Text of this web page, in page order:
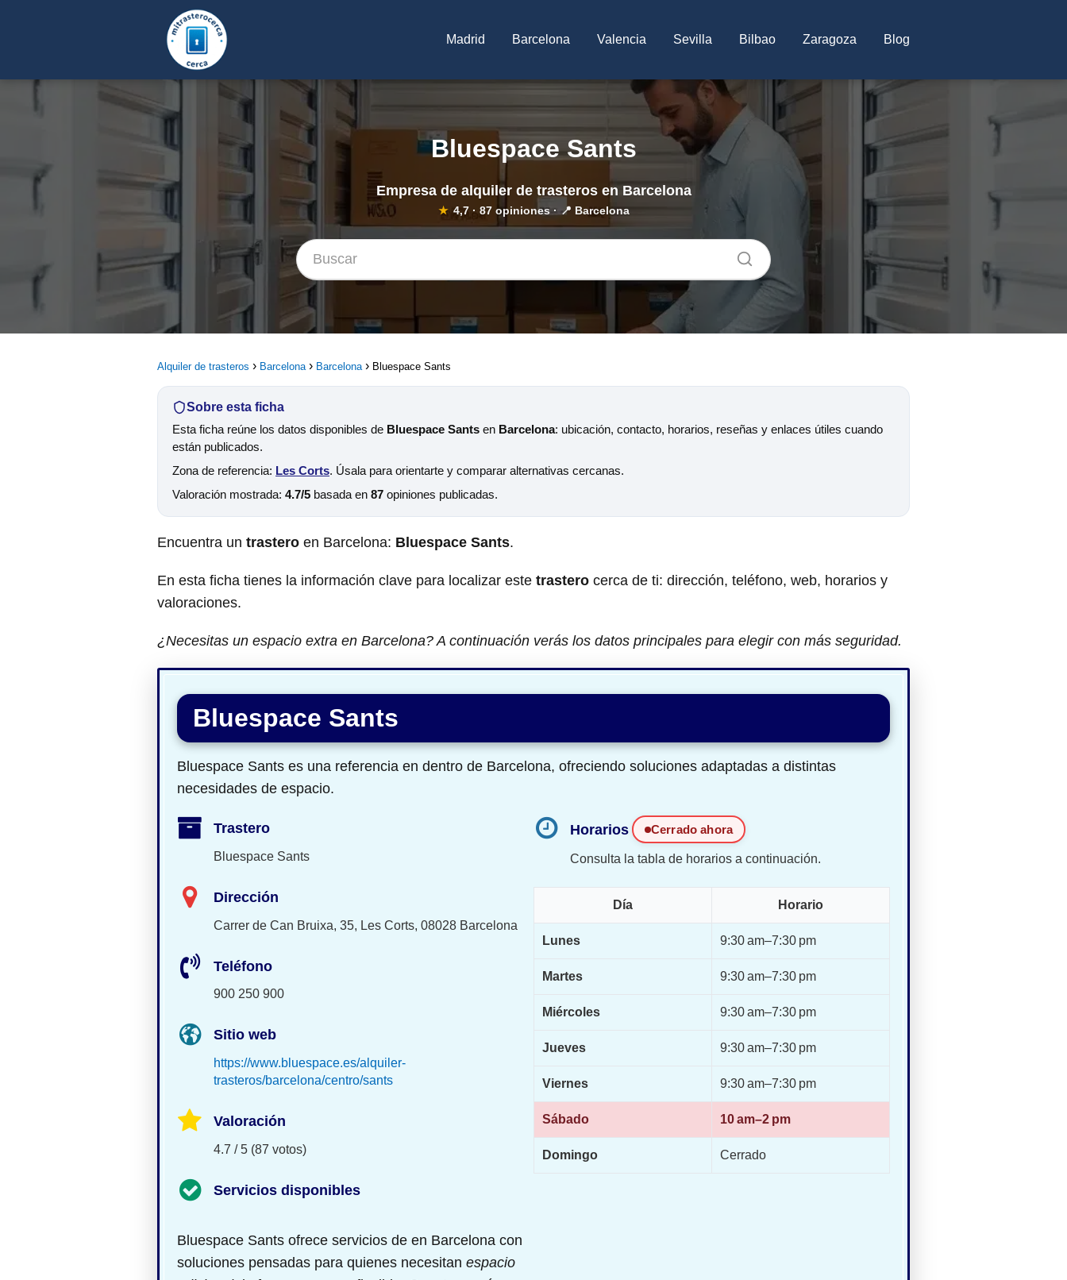
Madrid Barcelona Valencia Sevilla Bilbao Zaragoza Blog
Bluespace Sants
Empresa de alquiler de trasteros en Barcelona
★ 4,7· 87opiniones · 📍 Barcelona
Alquiler de trasteros Barcelona Barcelona Bluespace Sants
Sobre esta ficha
Esta ficha reúne los datos disponibles de Bluespace Sants en Barcelona: ubicación, contacto, horarios, reseñas y enlaces útiles cuando
están publicados.
Zona de referencia: Les Corts. Úsala para orientarte y comparar alternativas cercanas.
Valoración mostrada: 4.7/5 basada en 87 opiniones publicadas.
Encuentra un trastero en Barcelona: Bluespace Sants.
En esta ficha tienes la información clave para localizar este trastero cerca de ti: dirección, teléfono, web, horarios y
valoraciones.
¿Necesitas un espacio extra en Barcelona? A continuación verás los datos principales para elegir con más seguridad.
Bluespace Sants
Bluespace Sants es una referencia en dentro de Barcelona, ofreciendo soluciones adaptadas a distintas
necesidades de espacio.
Trastero
Bluespace Sants
Dirección
Carrer de Can Bruixa, 35, Les Corts, 08028 Barcelona
Teléfono
900 250 900
Sitio web
https://www.bluespace.es/alquiler-
trasteros/barcelona/centro/sants
Valoración
4.7 / 5 (87 votos)
Servicios disponibles
Bluespace Sants ofrece servicios de en Barcelona con
soluciones pensadas para quienes necesitan espacio
Horarios Cerrado ahora
Consulta la tabla de horarios a continuación.
Día Horario
Lunes 9:30 am–7:30 pm
Martes 9:30 am–7:30 pm
Miércoles 9:30 am–7:30 pm
Jueves 9:30 am–7:30 pm
Viernes 9:30 am–7:30 pm
Sábado 10 am–2 pm
Domingo Cerrado